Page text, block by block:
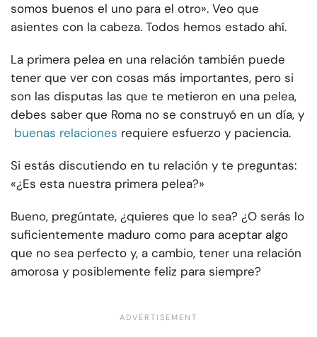
somos buenos el uno para el otro». Veo que
asientes con la cabeza. Todos hemos estado ahí.
La primera pelea en una relación también puede
tener que ver con cosas más importantes, pero si
son las disputas las que te metieron en una pelea,
debes saber que Roma no se construyó en un día, y
buenas relaciones requiere esfuerzo y paciencia.
Si estás discutiendo en tu relación y te preguntas:
«¿Es esta nuestra primera pelea?»
Bueno, pregúntate, ¿quieres que lo sea? ¿O serás lo
suficientemente maduro como para aceptar algo
que no sea perfecto y, a cambio, tener una relación
amorosa y posiblemente feliz para siempre?